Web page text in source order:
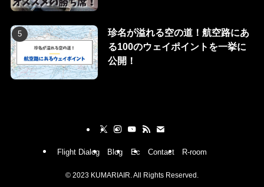
珍名が溢れる空の道！航空路にあ
る100のウェイポイントを一挙に
公開！
Flight Dialog Blog Ec Contact R-room
© 2023 KUMARIAIR. All Rights Reserved.